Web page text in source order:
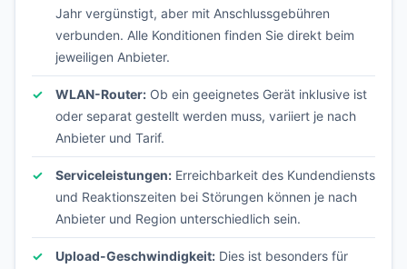
Jahr vergünstigt, aber mit Anschlussgebühren
verbunden. Alle Konditionen finden Sie direkt beim
jeweiligen Anbieter.
WLAN-Router: Ob ein geeignetes Gerät inklusive ist
oder separat gestellt werden muss, variiert je nach
Anbieter und Tarif.
Serviceleistungen: Erreichbarkeit des Kundendiensts
und Reaktionszeiten bei Störungen können je nach
Anbieter und Region unterschiedlich sein.
Upload-Geschwindigkeit: Dies ist besonders für